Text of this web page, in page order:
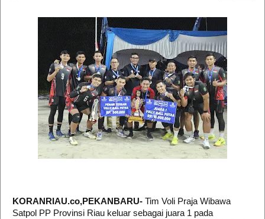
KORANRIAU.co,PEKANBARU- Tim Voli Praja Wibawa
Satpol PP Provinsi Riau keluar sebagai juara 1 pada